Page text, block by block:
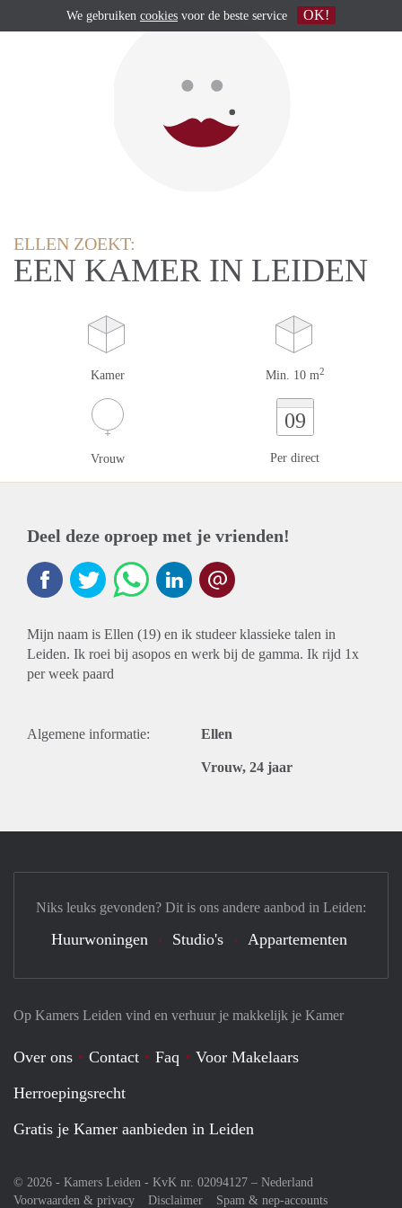
ELLEN ZOEKT:
EEN KAMER IN LEIDEN
Kamer Min. 10 m2
Vrouw
09
Per direct
Deel deze oproep met je vrienden!
Mijn naam is Ellen (19) en ik studeer klassieke talen in
Leiden. Ik roei bij asopos en werk bij de gamma. Ik rijd 1x
per week paard
Algemene informatie: Ellen
Vrouw, 24 jaar
Op Kamers Leiden vind en verhuur je makkelijk je Kamer
Over ons Contact Faq
Voor Makelaars
Herroepingsrecht
Gratis je Kamer aanbieden in Leiden
© 2026 - Kamers Leiden - KvK nr. 02094127 – Nederland
Voorwaarden & privacy
Disclaimer Spam & nep-accounts
Niks leuks gevonden? Dit is ons andere aanbod in Leiden:
Huurwoningen Studio's Appartementen
We gebruiken cookies voor de beste service OK!